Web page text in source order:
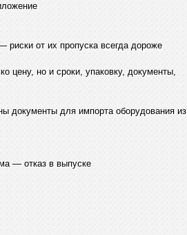
риски от их пропуска всегда дороже
цену, но и сроки, упаковку, документы,
документы для импорта оборудования из
— отказ в выпуске